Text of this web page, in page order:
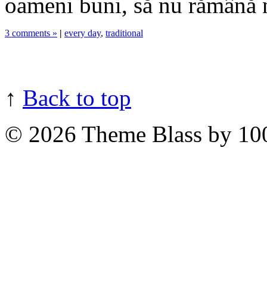
3 comments » | every day, traditional
↑ Back to top
© 2026 Theme Blass by